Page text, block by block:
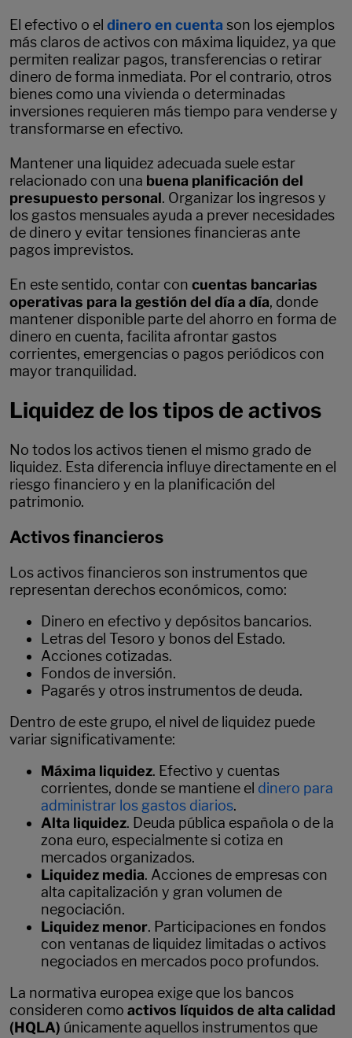
El efectivo o el dinero en cuenta son los ejemplos
más claros de activos con máxima liquidez, ya que
permiten realizar pagos, transferencias o retirar
dinero de forma inmediata. Por el contrario, otros
bienes como una vivienda o determinadas
inversiones requieren más tiempo para venderse y
transformarse en efectivo.
Mantener una liquidez adecuada suele estar
relacionado con una buena planificación del
presupuesto personal. Organizar los ingresos y
los gastos mensuales ayuda a prever necesidades
de dinero y evitar tensiones financieras ante
pagos imprevistos.
En este sentido, contar con cuentas bancarias
operativas para la gestión del día a día, donde
mantener disponible parte del ahorro en forma de
dinero en cuenta, facilita afrontar gastos
corrientes, emergencias o pagos periódicos con
mayor tranquilidad.
Liquidez de los tipos de activos
No todos los activos tienen el mismo grado de
liquidez. Esta diferencia influye directamente en el
riesgo financiero y en la planificación del
patrimonio.
Activos financieros
Los activos financieros son instrumentos que
representan derechos económicos, como:
Dinero en efectivo y depósitos bancarios.
Letras del Tesoro y bonos del Estado.
Acciones cotizadas.
Fondos de inversión.
Pagarés y otros instrumentos de deuda.
Dentro de este grupo, el nivel de liquidez puede
variar significativamente:
Máxima liquidez. Efectivo y cuentas
corrientes, donde se mantiene el dinero para
administrar los gastos diarios.
Alta liquidez. Deuda pública española o de la
zona euro, especialmente si cotiza en
mercados organizados.
Liquidez media. Acciones de empresas con
alta capitalización y gran volumen de
negociación.
Liquidez menor. Participaciones en fondos
con ventanas de liquidez limitadas o activos
negociados en mercados poco profundos.
La normativa europea exige que los bancos
consideren como activos líquidos de alta calidad
(HQLA) únicamente aquellos instrumentos que